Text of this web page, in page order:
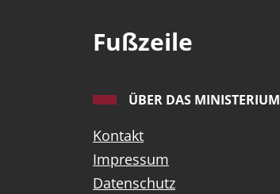
Fußzeile
ÜBER DAS MINISTERIUM
Kontakt
Impressum
Datenschutz